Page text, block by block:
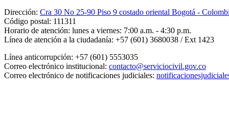
Dirección: Cra 30 No 25-90 Piso 9 costado oriental Bogotá -
Código postal: 111311
Horario de atención: lunes a viernes: 7:00 a.m. - 4:30 p.m.
Línea de atención a la ciudadanía: +57 (601) 3680038 / Ext 1423
Línea anticorrupción: +57 (601) 5553035
Correo electrónico institucional: contacto@serviciocivil.gov.co
Correo electrónico de notificaciones judiciales: